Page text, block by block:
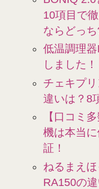
10項目で
ならどっち
低温調理
しました
チェキプ
違いは？8
【口コミ
機は本当
証！
ねるまえ
RA150の